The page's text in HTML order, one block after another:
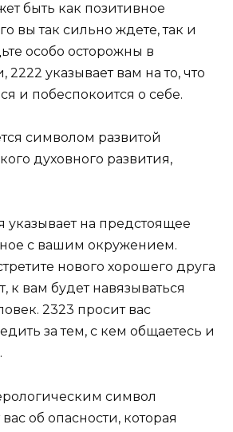
быть как позитивное
вы так сильно ждете, так и
особо осторожны в
указывает вам на то, что
и побеспокоится о себе.
символом развитой
духовного развития,
указывает на предстоящее
с вашим окружением.
нового хорошего друга
к вам будет навязываться
2323 просит вас
за тем, с кем общаетесь и
символ
об опасности, которая